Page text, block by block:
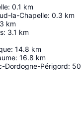
: 0.1 km
la-Chapelle: 0.3 km
3 km
: 3.1 km
: 14.8 km
: 16.8 km
Dordogne-Périgord: 50